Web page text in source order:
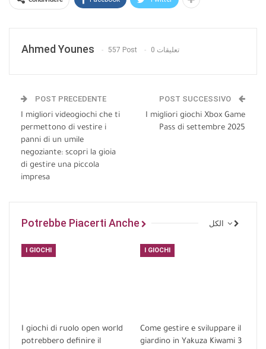
Ahmed Younes 557 Post 0 تعليقات
POST PRECEDENTE
I migliori videogiochi che ti
permettono di vestire i
panni di un umile
negoziante: scopri la gioia
di gestire una piccola
impresa
POST SUCCESSIVO
I migliori giochi Xbox Game
Pass di settembre 2025
Potrebbe Piacerti Anche
I GIOCHI
I giochi di ruolo open world
potrebbero definire il
I GIOCHI
Come gestire e sviluppare il
giardino in Yakuza Kiwami 3